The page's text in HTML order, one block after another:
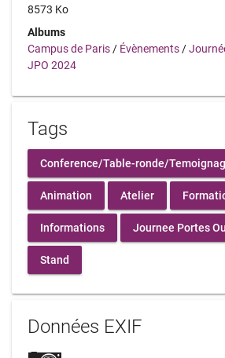
8573 Ko
Albums
Campus de Paris / Évènements /
JPO 2024
Tags
Conference/Table-ronde/
Animation Atelier
Informations Journee Portes
Stand
Données EXIF